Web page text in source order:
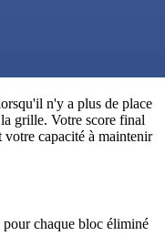
n'y a plus de place
grille. Votre score final
votre capacité à maintenir
chaque bloc éliminé